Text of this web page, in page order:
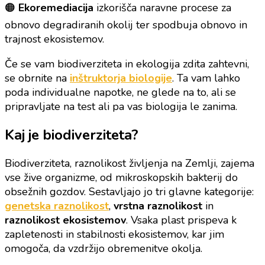
🟠 Ekoremediacija izkorišča naravne procese za
obnovo degradiranih okolij ter spodbuja obnovo in
trajnost ekosistemov.
Če se vam biodiverziteta in ekologija zdita zahtevni,
se obrnite na inštruktorja biologije. Ta vam lahko
poda individualne napotke, ne glede na to, ali se
pripravljate na test ali pa vas biologija le zanima.
Kaj je biodiverziteta?
Biodiverziteta, raznolikost življenja na Zemlji, zajema
vse žive organizme, od mikroskopskih bakterij do
obsežnih gozdov. Sestavljajo jo tri glavne kategorije:
genetska raznolikost, vrstna raznolikost in
raznolikost ekosistemov. Vsaka plast prispeva k
zapletenosti in stabilnosti ekosistemov, kar jim
omogoča, da vzdržijo obremenitve okolja.